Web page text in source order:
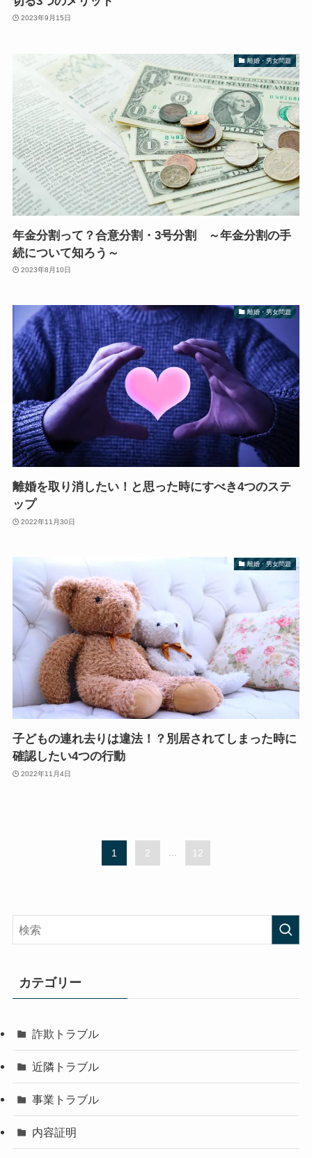
2023年9月15日
離婚・男女問題
年金分割って？合意分割・3号分割 ～年金分割の手
続について知ろう～
2023年8月10日
離婚・男女問題
離婚を取り消したい！と思った時にすべき4つのステ
ップ
2022年11月30日
離婚・男女問題
子どもの連れ去りは違法！？別居されてしまった時に
確認したい4つの行動
2022年11月4日
1 2 ... 12
カテゴリー
詐欺トラブル
近隣トラブル
事業トラブル
内容証明